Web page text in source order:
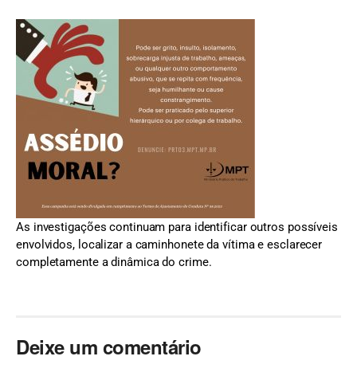
As investigações continuam para identificar outros possíveis
envolvidos, localizar a caminhonete da vítima e esclarecer
completamente a dinâmica do crime.
Deixe um comentário